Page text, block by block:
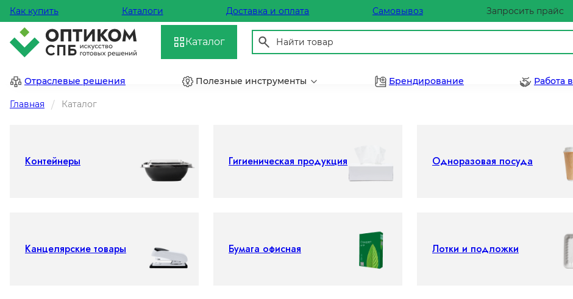
Как купить Каталоги Доставка и оплата Самовывоз Запросить прайс
Каталог
Отраслевые решения Полезные инструменты Брендирование Работа
Главная Каталог
Контейнеры Гигиеническая продукция Одноразовая посуда
Канцелярские товары Бумага офисная Лотки и подложки